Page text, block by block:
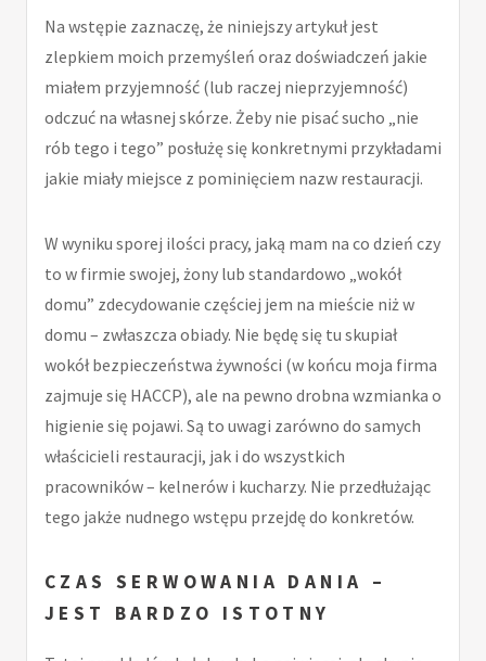
Na wstępie zaznaczę, że niniejszy artykuł jest
zlepkiem moich przemyśleń oraz doświadczeń jakie
miałem przyjemność (lub raczej nieprzyjemność)
odczuć na własnej skórze. Żeby nie pisać sucho „nie
rób tego i tego” posłużę się konkretnymi przykładami
jakie miały miejsce z pominięciem nazw restauracji.
W wyniku sporej ilości pracy, jaką mam na co dzień czy
to w firmie swojej, żony lub standardowo „wokół
domu” zdecydowanie częściej jem na mieście niż w
domu – zwłaszcza obiady. Nie będę się tu skupiał
wokół bezpieczeństwa żywności (w końcu moja firma
zajmuje się HACCP), ale na pewno drobna wzmianka o
higienie się pojawi. Są to uwagi zarówno do samych
właścicieli restauracji, jak i do wszystkich
pracowników – kelnerów i kucharzy. Nie przedłużając
tego jakże nudnego wstępu przejdę do konkretów.
CZAS SERWOWANIA DANIA –
JEST BARDZO ISTOTNY